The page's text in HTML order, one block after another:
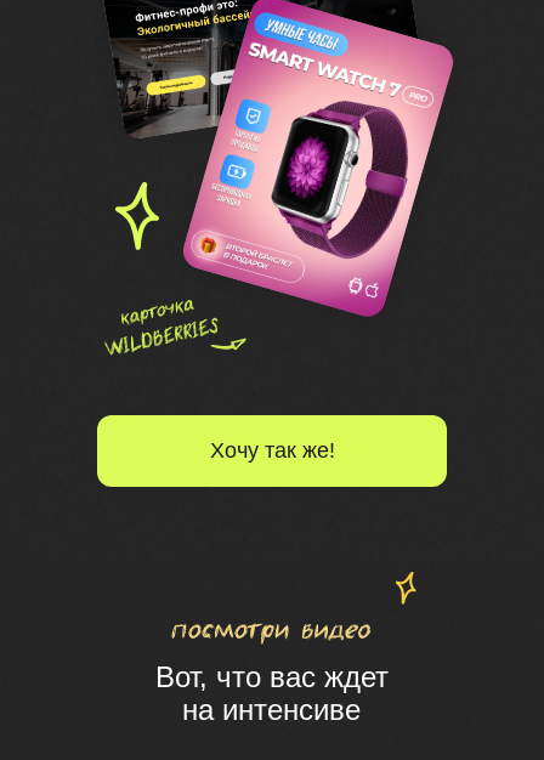
Хочу так же!
Вот, что вас ждет
на интенсиве